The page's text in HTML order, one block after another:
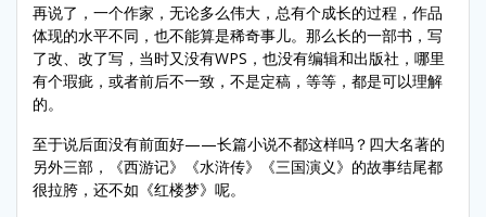
再说了，一个作家，无论多么伟大，总有个成长的过程，作品
体现的水平不同，也不能算是稀奇事儿。那么长的一部书，写
了改、改了写，当时又没有WPS，也没有编辑和出版社，哪里
有个瑕疵，或者前后不一致，不是定稿，等等，都是可以理解
的。
至于说后面没有前面好——长篇小说不都这样吗？四大名著的
另外三部，《西游记》《水浒传》《三国演义》的故事结尾都
很拉胯，还不如《红楼梦》呢。